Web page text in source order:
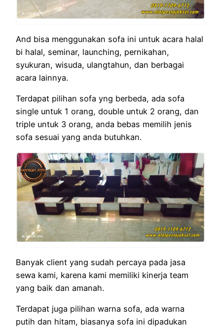
And bisa menggunakan sofa ini untuk acara halal
bi halal, seminar, launching, pernikahan,
syukuran, wisuda, ulangtahun, dan berbagai
acara lainnya.
Terdapat pilihan sofa yng berbeda, ada sofa
single untuk 1 orang, double untuk 2 orang, dan
triple untuk 3 orang, anda bebas memilih jenis
sofa sesuai yang anda butuhkan.
Banyak client yang sudah percaya pada jasa
sewa kami, karena kami memiliki kinerja team
yang baik dan amanah.
Terdapat juga pilihan warna sofa, ada warna
putih dan hitam, biasanya sofa ini dipadukan